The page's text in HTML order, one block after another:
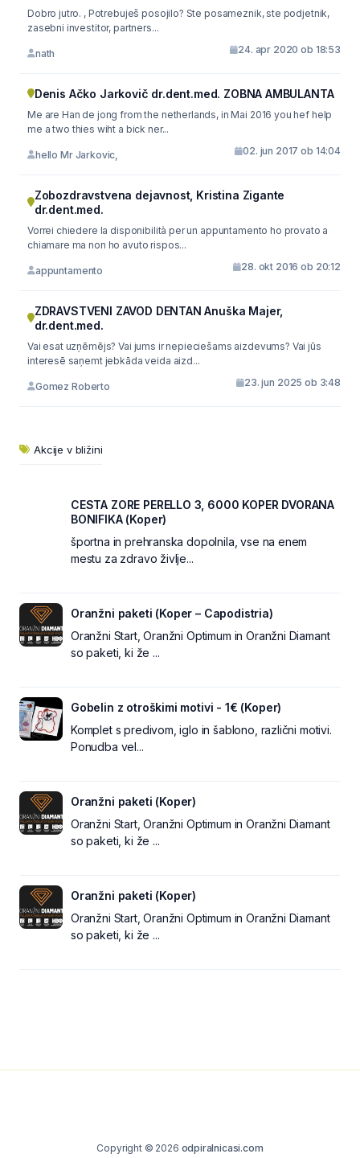
Dobro jutro. , Potrebuješ posojilo? Ste posameznik, ste podjetnik,
zasebni investitor, partners...
nath 24. apr 2020 ob 18:53
Denis Ačko Jarkovič dr.dent.med. ZOBNA AMBULANTA
Me are Han de jong from the netherlands, in Mai 2016 you hef help
me a two thies wiht a bick ner...
hello Mr Jarkovic, 02. jun 2017 ob 14:04
Zobozdravstvena dejavnost, Kristina Zigante
dr.dent.med.
Vorrei chiedere la disponibilità per un appuntamento ho provato a
chiamare ma non ho avuto rispos...
appuntamento 28. okt 2016 ob 20:12
ZDRAVSTVENI ZAVOD DENTAN Anuška Majer,
dr.dent.med.
Vai esat uzņēmējs? Vai jums ir nepieciešams aizdevums? Vai jūs
interesē saņemt jebkāda veida aizd...
Gomez Roberto 23. jun 2025 ob 3:48
Akcije v bližini
CESTA ZORE PERELLO 3, 6000 KOPER DVORANA
BONIFIKA (Koper)
športna in prehranska dopolnila, vse na enem
mestu za zdravo življe...
Oranžni paketi (Koper – Capodistria)
Oranžni Start, Oranžni Optimum in Oranžni Diamant
so paketi, ki že ...
Gobelin z otroškimi motivi - 1€ (Koper)
Komplet s predivom, iglo in šablono, različni motivi.
Ponudba vel...
Oranžni paketi (Koper)
Oranžni Start, Oranžni Optimum in Oranžni Diamant
so paketi, ki že ...
Oranžni paketi (Koper)
Oranžni Start, Oranžni Optimum in Oranžni Diamant
so paketi, ki že ...
Copyright © 2026 odpiralnicasi.com